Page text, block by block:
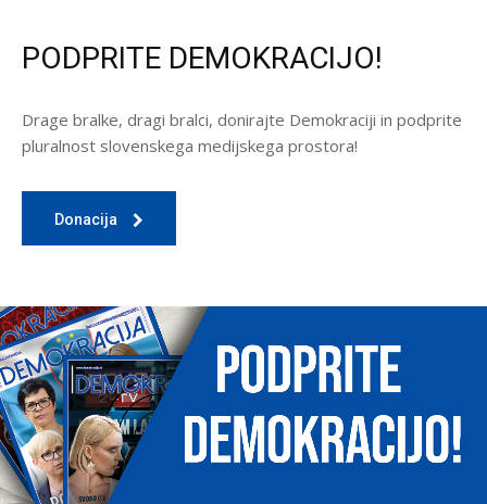
PODPRITE DEMOKRACIJO!
Drage bralke, dragi bralci, donirajte Demokraciji in podprite
pluralnost slovenskega medijskega prostora!
Donacija